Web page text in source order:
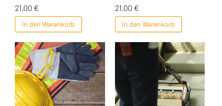
21,00 €
In den Warenkorb
21,00 €
In den Warenkorb